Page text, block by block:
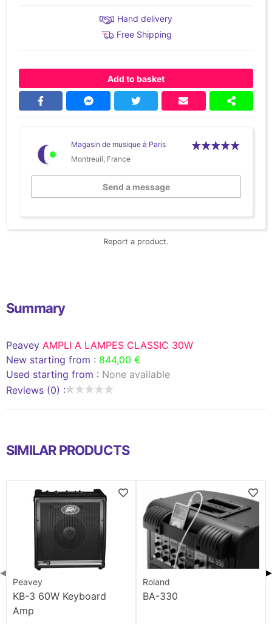
Hand delivery
Free Shipping
Add to basket
Magasin de musique à Paris
Montreuil, France
Send a message
Report a product.
Summary
Peavey AMPLI A LAMPES CLASSIC 30W
New starting from : 844,00 €
Used starting from : None available
Reviews (0) :
SIMILAR PRODUCTS
Peavey
KB-3 60W Keyboard
Amp
Roland
BA-330
◀ ▶